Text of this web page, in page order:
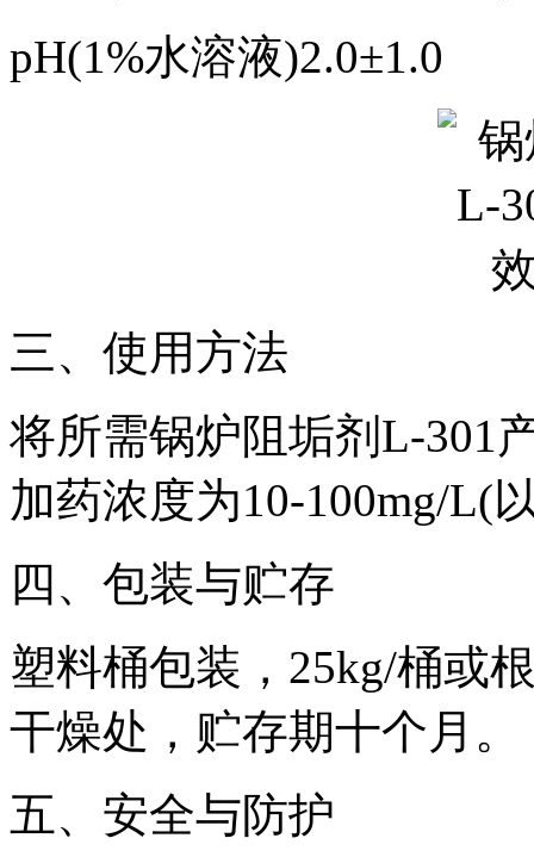
pH(1%水溶液)2.0±1.0
三、使用方法
将所需锅炉阻垢剂L-301
加药浓度为10-100mg/L(
四、包装与贮存
塑料桶包装，25kg/桶或
干燥处，贮存期十个月。
五、安全与防护